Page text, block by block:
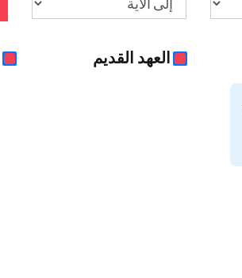
العهد القديم